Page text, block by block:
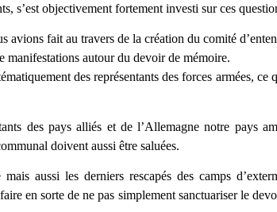
s’est objectivement fortement investi sur ces
fait au travers de la création du comité
manifestations autour du devoir de mémoire.
des représentants des forces armées, ce
des pays alliés et de l’Allemagne notre pays
doivent aussi être saluées.
aussi les derniers rescapés des camps
en sorte de ne pas simplement sanctuariser le